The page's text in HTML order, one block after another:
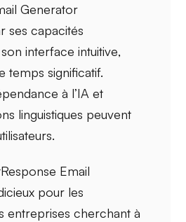
Generator
sescapacités
soninterface intuitive,
temps significatif.
à l’IA et
linguistiques peuvent
Email
pour les
entreprises cherchant à